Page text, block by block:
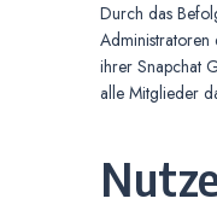
Durch das
Administratoren
ihrer Snapchat
alle Mitglieder